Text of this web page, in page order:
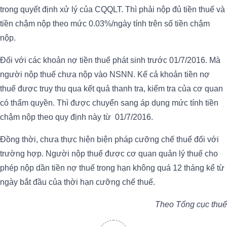
trong quyết định xử lý của CQQLT. Thì phải nộp đủ tiền thuế và
tiền chậm nộp theo mức 0.03%/ngày tính trên số tiền chậm
nộp.
Đối với các khoản nợ tiền thuế phát sinh trước 01/7/2016. Mà
người nộp thuế chưa nộp vào NSNN. Kể cả khoản tiền nợ
thuế được truy thu qua kết quả thanh tra, kiểm tra của cơ quan
có thẩm quyền. Thì được chuyển sang áp dụng mức tính tiền
chậm nộp theo quy định này từ 01/7/2016.
Đồng thời, chưa thực hiện biện pháp cưỡng chế thuế đối với
trường hợp. Người nộp thuế được cơ quan quản lý thuế cho
phép nộp dần tiền nợ thuế trong hạn không quá 12 tháng kể từ
ngày bắt đầu của thời hạn cưỡng chế thuế.
Theo Tổng cục thuế